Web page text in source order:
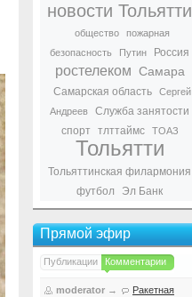
новости Тольятти
общество
пожарная
безопасность
Путин Россия
ростелеком Самара
Самарская область
Сергей
Андреев
Служба занятости
спорт
тлттаймс ТОАЗ
Тольятти
Тольяттинская филармония
футбол
Эл Банк
Прямой эфир
Публикации Комментарии
moderator →
Ракетная